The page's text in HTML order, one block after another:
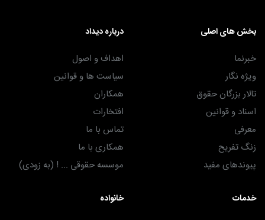
بخش های اصلی
خبرنما
ویژه نگار
تالار بزرگان حقوق
اسناد و قوانین
معرفی
زنگ تفریح
پیوندهای مفید
درباره دیداد
اهداف و اصول
سیاست ها و قوانین
همکاران
افتخارات
تماس با ما
همکاری با ما
موسسه حقوقی ... ! (به زودی)
خدمات خانواده